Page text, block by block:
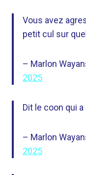
Vous avez
petit cul sur
– Marlon
2025
Dit le coon qui
– Marlon
2025